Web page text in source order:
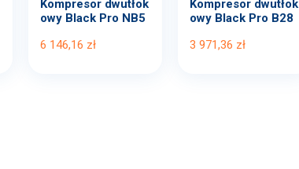
Kompresor dwutłok
owy Black Pro NB5
6 146,16 zł
Kompresor dwutłok
owy Black Pro B28
3 971,36 zł